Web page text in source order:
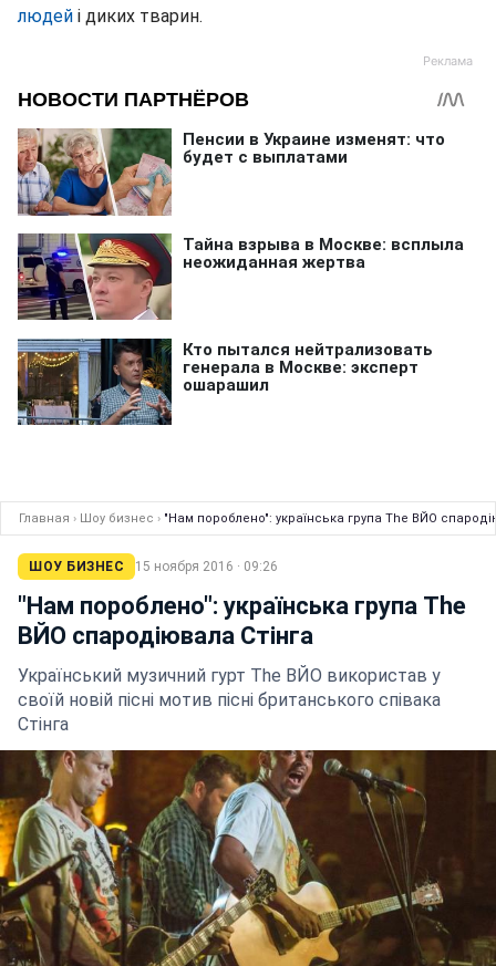
людей і диких тварин.
Главная › Шоу бизнес › "Нам пороблено": українська група The ВЙО
ШОУ БИЗНЕС 15 ноября 2016 · 09:26
"Нам пороблено": українська група The
ВЙО спародіювала Стінга
Український музичний гурт The ВЙО використав у
своїй новій пісні мотив пісні британського співака
Стінга